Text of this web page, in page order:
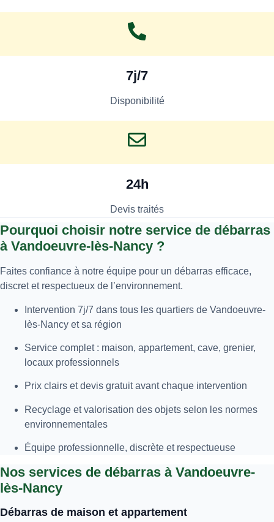
7j/7
Disponibilité
24h
Devis traités
Pourquoi choisir notre service de débarras
à Vandoeuvre-lès-Nancy ?
Faites confiance à notre équipe pour un débarras efficace,
discret et respectueux de l’environnement.
Intervention 7j/7 dans tous les quartiers de Vandoeuvre-
lès-Nancy et sa région
Service complet : maison, appartement, cave, grenier,
locaux professionnels
Prix clairs et devis gratuit avant chaque intervention
Recyclage et valorisation des objets selon les normes
environnementales
Équipe professionnelle, discrète et respectueuse
Nos services de débarras à Vandoeuvre-
lès-Nancy
Débarras de maison et appartement